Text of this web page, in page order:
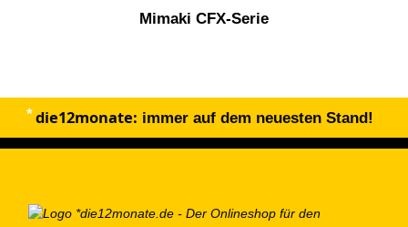
Mimaki CFX-Serie
die12monate: immer auf dem neuesten Stand!